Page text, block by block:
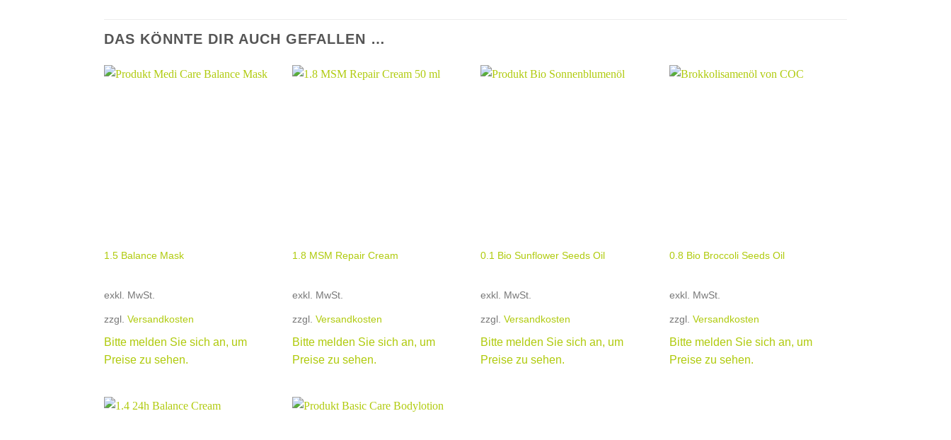
DAS KÖNNTE DIR AUCH GEFALLEN …
1.5 Balance Mask
exkl. MwSt.
zzgl. Versandkosten
Bitte melden Sie sich an, um
Preise zu sehen.
1.8 MSM Repair Cream
exkl. MwSt.
zzgl.Versandkosten
Bitte melden Sie sich an, um
Preise zu sehen.
0.1 Bio Sunflower Seeds Oil
exkl. MwSt.
zzgl.Versandkosten
Bitte melden Sie sich an, um
Preise zu sehen.
0.8 Bio Broccoli Seeds Oil
exkl. MwSt.
zzgl. Versandkosten
Bitte melden Sie sich an, um
Preise zu sehen.